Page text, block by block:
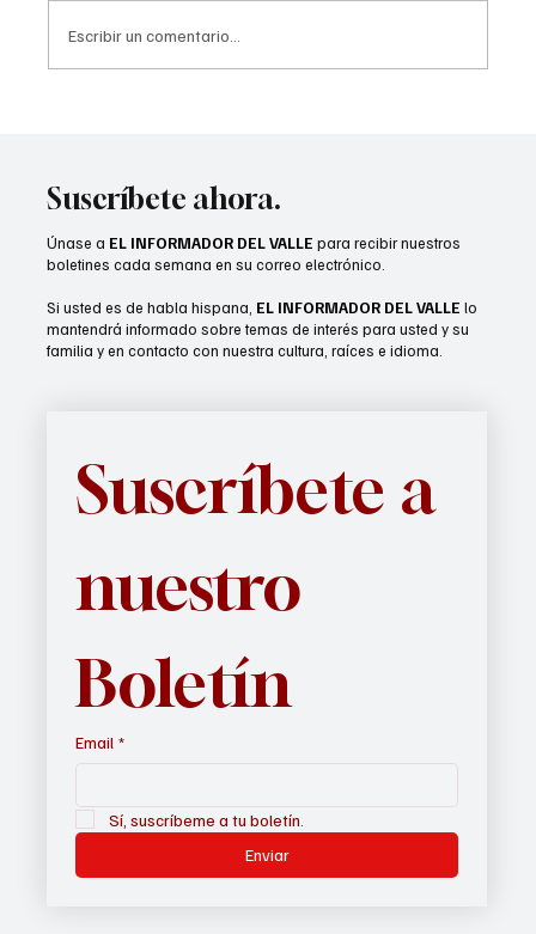
Escribir un comentario...
Suscríbete ahora.
Únase a EL INFORMADOR DEL VALLE para recibir nuestros
boletines cada semana en su correo electrónico.
Si usted es de habla hispana, EL INFORMADOR DEL VALLE lo
mantendrá informado sobre temas de interés para usted y su
familia y en contacto con nuestra cultura, raíces e idioma.
Suscríbete a
nuestro
Boletín
Email *
Sí, suscríbeme a tu boletín.
Enviar